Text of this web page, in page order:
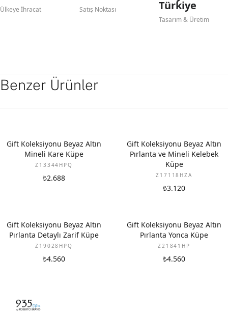
Ülkeye İhracat Satış Noktası Türkiye
Tasarım & Üretim
Benzer Ürünler
YENI
Gift Koleksiyonu Beyaz Altın
Mineli Kare Küpe
Z13344HPQ
₺2.688
YENI
Gift Koleksiyonu Beyaz Altın
Pırlanta ve Mineli Kelebek
Küpe
Z17118HZA
₺3.120
YENI
Gift Koleksiyonu Beyaz Altın
Pırlanta Detaylı Zarif Küpe
Z19028HPQ
₺4.560
YENI
Gift Koleksiyonu Beyaz Altın
Pırlanta Yonca Küpe
Z21841HP
₺4.560